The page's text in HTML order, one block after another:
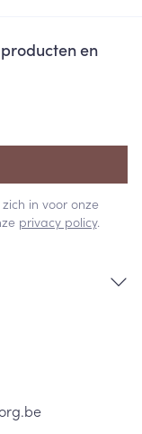
en
in voor onze
privacy policy.